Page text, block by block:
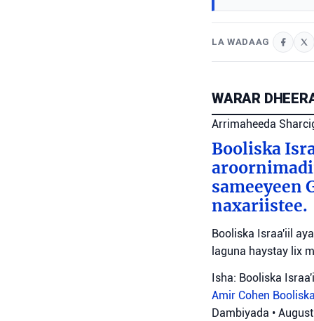
LA WADAAG
WARAR
Arrimaheeda
Booliska
aroornimadii
sameeyeen
naxariistee.
Booliska Israa'iil
laguna haystay lix
Isha: Booliska
Amir Cohen
Dambiyada •